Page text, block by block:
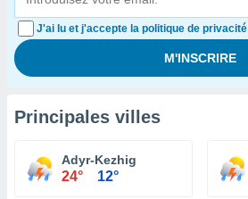
J'ai lu et j'accepte la politique de privacité
Principales villes
Adyr-Kezhig
24° 12°